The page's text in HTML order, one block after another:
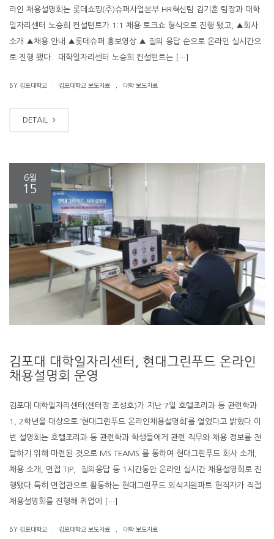
라인 채용설명회는 롯데쇼핑(주)슈퍼사업본부 HR혁신팀 김기훈 팀장과 대학
일자리센터 노승희 컨설턴트가 1:1 채용 토크쇼 형식으로 진행 됐고, ▲회사
소개 ▲채용 안내 ▲롯데슈퍼 홍보영상 ▲ 질의 응답 순으로 온라인 실시간으
로 진행 됐다. 대학일자리센터 노승희 컨설턴트는 […]
BY 김포대학교 김포대학교 보도자료 대학 보도자료
DETAIL
6월
15
김포대 대학일자리센터, 현대그린푸드 온라인
채용설명회 운영
김포대 대학일자리센터(센터장 조성호)가 지난 7일 호텔조리과 등 관련학과
1, 2학년을 대상으로 ‘현대그린푸드 온라인채용설명회’를 열었다고 밝혔다.이
번 설명회는 호텔조리과 등 관련학과 학생들에게 관련 직무와 채용 정보를 전
달하기 위해 마련된 것으로 MS TEAMS 를 통하여 현대그린푸드 회사 소개,
채용 소개, 면접 TIP, 질의응답 등 1시간동안 온라인 실시간 채용설명회로 진
행됐다.특히 면접관으로 활동하는 현대그린푸드 외식지원파트 현직자가 직접
채용설명회를 진행해 취업에 […]
BY 김포대학교 김포대학교 보도자료 대학 보도자료